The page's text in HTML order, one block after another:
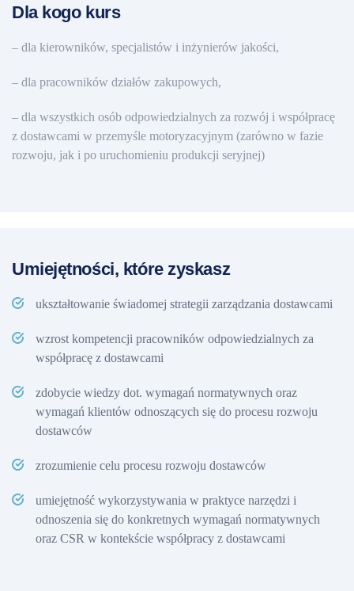
Dla kogo kurs
– dla kierowników, specjalistów i inżynierów jakości,
– dla pracowników działów zakupowych,
– dla wszystkich osób odpowiedzialnych za rozwój i współpracę
z dostawcami w przemyśle motoryzacyjnym (zarówno w fazie
rozwoju, jak i po uruchomieniu produkcji seryjnej)
Umiejętności, które zyskasz
ukształtowanie świadomej strategii zarządzania dostawcami
wzrost kompetencji pracowników odpowiedzialnych za
współpracę z dostawcami
zdobycie wiedzy dot. wymagań normatywnych oraz
wymagań klientów odnoszących się do procesu rozwoju
dostawców
zrozumienie celu procesu rozwoju dostawców
umiejętność wykorzystywania w praktyce narzędzi i
odnoszenia się do konkretnych wymagań normatywnych
oraz CSR w kontekście współpracy z dostawcami